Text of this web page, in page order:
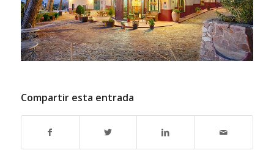
Compartir esta entrada